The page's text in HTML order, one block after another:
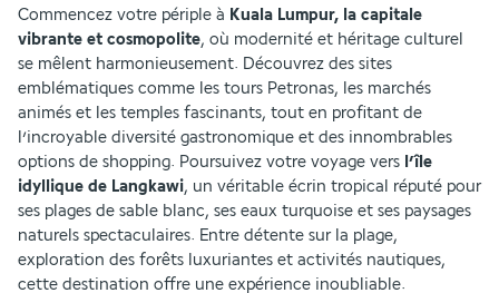
Commencez votre périple à Kuala Lumpur, la capitale
vibrante et cosmopolite, où modernité et héritage culturel
se mêlent harmonieusement. Découvrez des sites
emblématiques comme les tours Petronas, les marchés
animés et les temples fascinants, tout en profitant de
l’incroyable diversité gastronomique et des innombrables
options de shopping. Poursuivez votre voyage vers l’île
idyllique de Langkawi, un véritable écrin tropical réputé pour
ses plages de sable blanc, ses eaux turquoise et ses paysages
naturels spectaculaires. Entre détente sur la plage,
exploration des forêts luxuriantes et activités nautiques,
cette destination offre une expérience inoubliable.